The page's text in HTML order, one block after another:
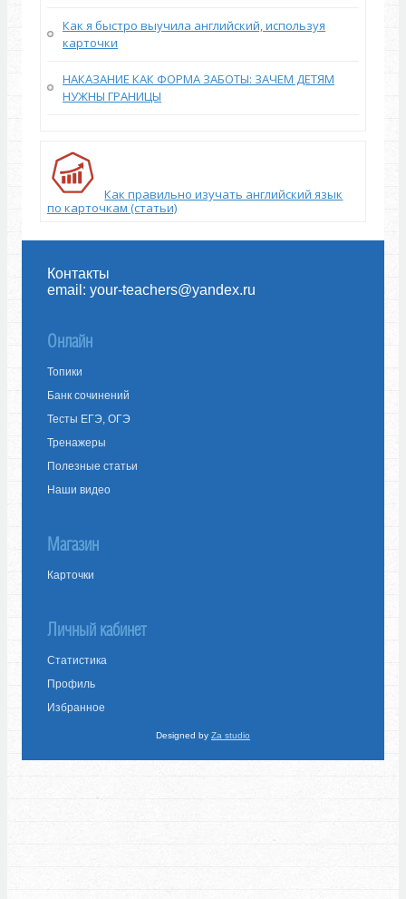
Как я быстро выучила английский, используя
карточки
НАКАЗАНИЕ КАК ФОРМА ЗАБОТЫ: ЗАЧЕМ ДЕТЯМ
НУЖНЫ ГРАНИЦЫ
Как правильно изучать английский язык
по карточкам (статьи)
Контакты
email: your-teachers@yandex.ru
Онлайн
Топики
Банк сочинений
Тесты ЕГЭ, ОГЭ
Тренажеры
Полезные статьи
Наши видео
Магазин
Карточки
Личный кабинет
Статистика
Профиль
Избранное
Designed by Za studio